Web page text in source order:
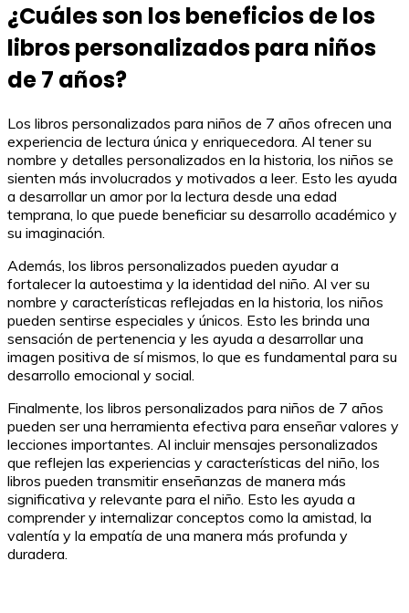
¿Cuáles son los beneficios de los
libros personalizados para niños
de 7 años?
Los libros personalizados para niños de 7 años ofrecen una
experiencia de lectura única y enriquecedora. Al tener su
nombre y detalles personalizados en la historia, los niños se
sienten más involucrados y motivados a leer. Esto les ayuda
a desarrollar un amor por la lectura desde una edad
temprana, lo que puede beneficiar su desarrollo académico y
su imaginación.
Además, los libros personalizados pueden ayudar a
fortalecer la autoestima y la identidad del niño. Al ver su
nombre y características reflejadas en la historia, los niños
pueden sentirse especiales y únicos. Esto les brinda una
sensación de pertenencia y les ayuda a desarrollar una
imagen positiva de sí mismos, lo que es fundamental para su
desarrollo emocional y social.
Finalmente, los libros personalizados para niños de 7 años
pueden ser una herramienta efectiva para enseñar valores y
lecciones importantes. Al incluir mensajes personalizados
que reflejen las experiencias y características del niño, los
libros pueden transmitir enseñanzas de manera más
significativa y relevante para el niño. Esto les ayuda a
comprender y internalizar conceptos como la amistad, la
valentía y la empatía de una manera más profunda y
duradera.